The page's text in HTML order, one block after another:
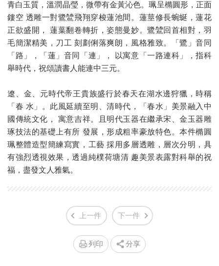
青白玉質，溫潤晶瑩，微帶有金黃沁色。珮呈橢圓形，正面
鏤空 透雕一對鷺鷥飛翔穿梭蓮池間。蓮莖修長蜿蜒，蓮花
正欲盛開， 蓮葉翻卷轉折，姿態曼妙。鷺鷥回首相對，羽
毛簡潔精美，刀工 刻劃俐落爽朗，風格雅致。「鷺」音同
「路」，「蓮」音同「連」， 以寓意「一路連科」，指科
舉時代，祝頌讀書人能連中三元。
遼、金、元時代帝王貴族盛行於春天在湖水邊狩獵，時稱
「春 水」。此風延續至明、清時代，「春水」美景融入中
國傳統文化， 寓意吉祥。且明代玉器在繼承宋、金玉器雕
琢技法的基礎上有所 發展，形成粗率豪放特色。本件橢圓
珮整體造型簡練寫實，工藝 採用多層透雕，層次分明，具
有強烈透視效果，透過純樸荷塘清 趣美景表露對科舉的祝
福，盡發文人雅氣。
上一件 下一件
列印 分享